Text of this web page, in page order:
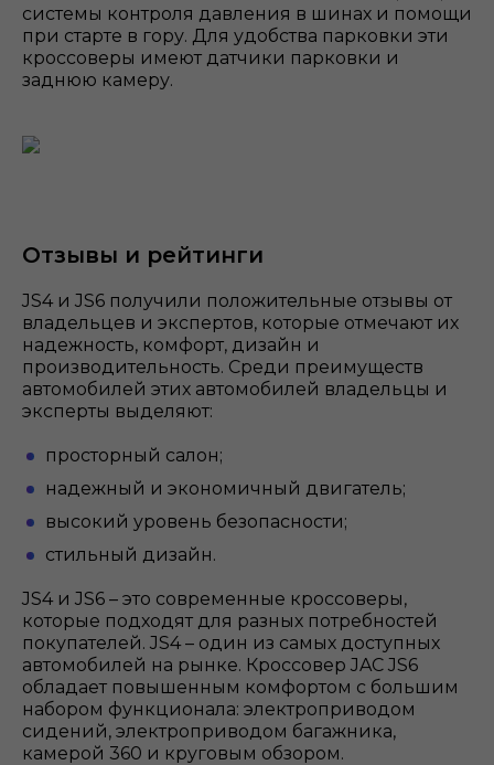
системы контроля давления в шинах и помощи
при старте в гору. Для удобства парковки эти
кроссоверы имеют датчики парковки и
заднюю камеру.
Отзывы и рейтинги
JS4 и JS6 получили положительные отзывы от
владельцев и экспертов, которые отмечают их
надежность, комфорт, дизайн и
производительность. Среди преимуществ
автомобилей этих автомобилей владельцы и
эксперты выделяют:
просторный салон;
надежный и экономичный двигатель;
высокий уровень безопасности;
стильный дизайн.
JS4 и JS6 – это современные кроссоверы,
которые подходят для разных потребностей
покупателей. JS4 – один из самых доступных
автомобилей на рынке. Кроссовер JAC JS6
обладает повышенным комфортом с большим
набором функционала: электроприводом
сидений, электроприводом багажника,
камерой 360 и круговым обзором.